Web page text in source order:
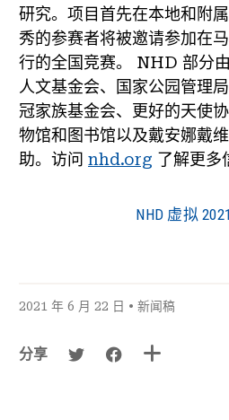
研究。项目首先在本地和附
秀的参赛者将被邀请参加在
行的全国竞赛。 NHD 部分
人文基金会、国家公园管理
冠家族基金会、更好的天使
物馆和图书馆以及戴安娜戴
助。访问 nhd.org 了解更多
NHD 虚拟
2021 年 6 月 22 日 • 新闻稿
分享